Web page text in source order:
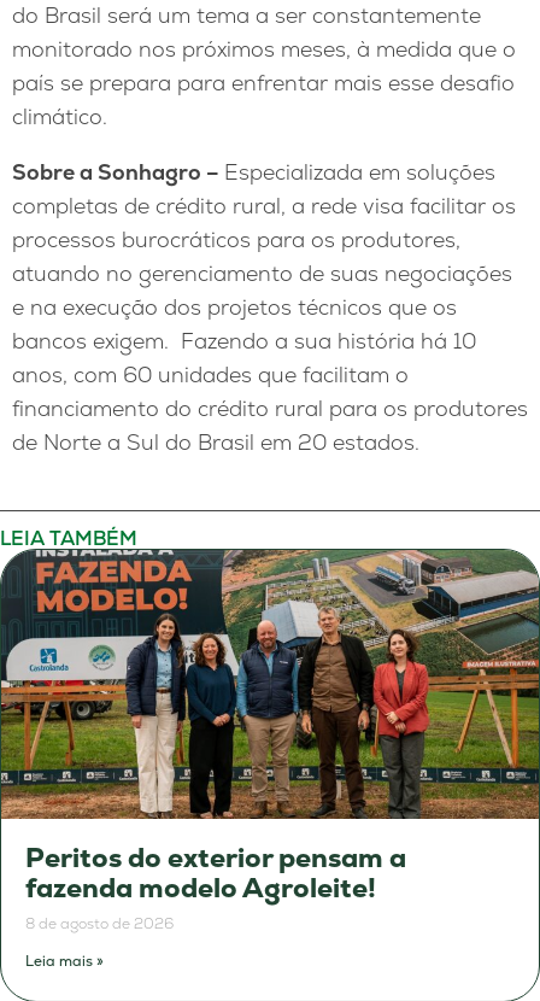
do Brasil será um tema a ser constantemente
monitorado nos próximos meses, à medida que o
país se prepara para enfrentar mais esse desafio
climático.
Sobre a Sonhagro – Especializada em soluções
completas de crédito rural, a rede visa facilitar os
processos burocráticos para os produtores,
atuando no gerenciamento de suas negociações
e na execução dos projetos técnicos que os
bancos exigem. Fazendo a sua história há 10
anos, com 60 unidades que facilitam o
financiamento do crédito rural para os produtores
de Norte a Sul do Brasil em 20 estados.
LEIA TAMBÉM
Peritos do exterior pensam a
fazenda modelo Agroleite!
8 de agosto de 2026
Leia mais »